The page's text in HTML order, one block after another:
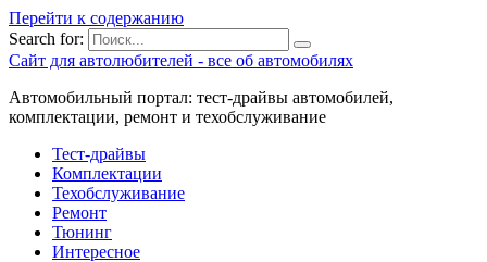
Перейти к содержанию
Search for:
Сайт для автолюбителей - все об автомобилях
Автомобильный портал: тест-драйвы автомобилей,
комплектации, ремонт и техобслуживание
Тест-драйвы
Комплектации
Техобслуживание
Ремонт
Тюнинг
Интересное